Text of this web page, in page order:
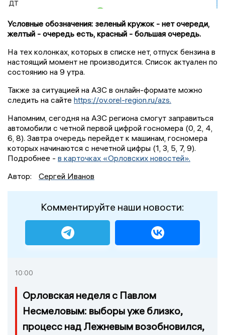
Условные обозначения: зеленый кружок - нет очереди,
желтый - очередь есть, красный - большая очередь.
На тех колонках, которых в списке нет, отпуск бензина в
настоящий момент не производится. Список актуален по
состоянию на 9 утра.
Также за ситуацией на АЗС в онлайн-формате можно
следить на сайте https://ov.orel-region.ru/azs.
Напомним, сегодня на АЗС региона смогут заправиться
автомобили с четной первой цифрой госномера (0, 2, 4,
6, 8). Завтра очередь перейдет к машинам, госномера
которых начинаются с нечетной цифры (1, 3, 5, 7, 9).
Подробнее - в карточках «Орловских новостей».
Автор:
Сергей Иванов
Комментируйте наши новости:
10:00
Орловская неделя с Павлом
Несмеловым: выборы уже близко,
процесс над Лежневым возобновился,